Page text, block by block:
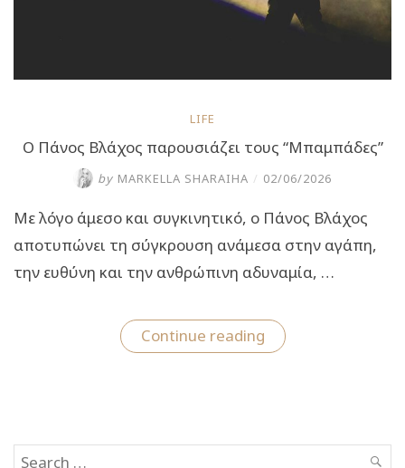
LIFE
Ο Πάνος Βλάχος παρουσιάζει τους “Μπαμπάδες”
by MARKELLA SHARAIHA / 02/06/2026
Με λόγο άμεσο και συγκινητικό, ο Πάνος Βλάχος
αποτυπώνει τη σύγκρουση ανάμεσα στην αγάπη,
την ευθύνη και την ανθρώπινη αδυναμία, …
Continue reading“Ο
Πάνος
Search